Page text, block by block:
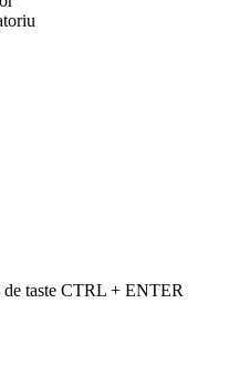
de taste CTRL + ENTER